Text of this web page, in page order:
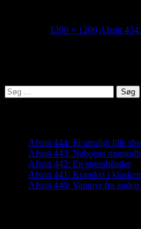
1200 × 1200 Afsnit
Søg
efter:
Afsnit 444: Et utroligt lille
Afsnit 443: Naboens
Afsnit 442: En stresshånder
Afsnit 441: Krænket i kiosken
Afsnit 440: Vampyr fra